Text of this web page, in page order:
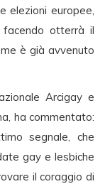
elezioni europee,
facendo otterrà il
è già avvenuto
Arcigay e
ha commentato:
segnale, che
gay e lesbiche
il coraggio di